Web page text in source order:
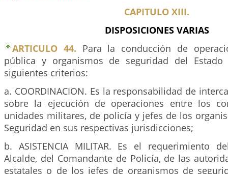
CAPITULO XIII.
DISPOSICIONES VARIAS
ARTICULO 44. Para la conducción de
pública y organismos de seguridad del Estado
siguientes criterios:
a. COORDINACION. Es la responsabilidad de
sobre la ejecución de operaciones entre los
unidades militares, de policía y jefes de los
Seguridad en sus respectivas jurisdicciones;
b. ASISTENCIA MILITAR. Es el requerimiento
Alcalde, del Comandante de Policía, de las
estatales o de los jefes de organismos de